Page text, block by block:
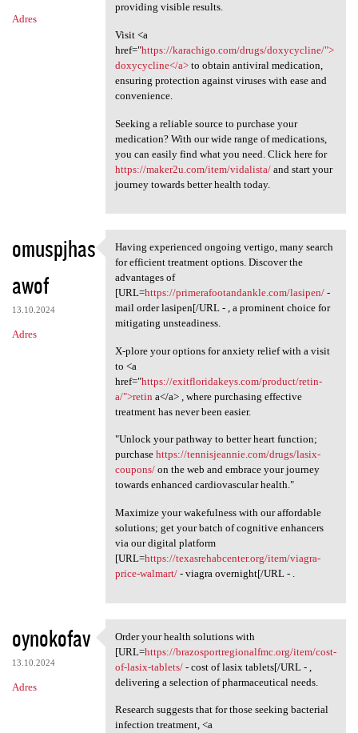
Adres
providing visible results.
Visit <a
href="https://karachigo.com/drugs/doxycycline/">
doxycycline</a>to obtain antiviral medication,
ensuring protection against viruses with ease and
convenience.
Seeking a reliable source to purchase your
medication? With our wide range of medications,
you can easily find what you need. Click here for
https://maker2u.com/item/vidalista/and start your
journey towards better health today.
omuspjhas
awof
13.10.2024
Adres
Having experienced ongoing
Having experienced ongoing vertigo, many search
for efficient treatment options. Discover the
advantages of
[URL=https://primerafootandankle.com/lasipen/-
mail order lasipen[/URL - , a prominent choice for
mitigating unsteadiness.
X-plore your options for anxiety relief with a visit
to <a
href="https://exitfloridakeys.com/product/retin-
a/">retin a</a> , where purchasing effective
treatment has never been easier.
"Unlock your pathway to better heart function;
purchase https://tennisjeannie.com/drugs/lasix-
coupons/on the web and embrace your journey
towards enhanced cardiovascular health."
Maximize your wakefulness with our affordable
solutions; get your batch of cognitive enhancers
via our digital platform
[URL=https://texasrehabcenter.org/item/viagra-
price-walmart/- viagra overnight[/URL - .
oynokofav
13.10.2024
Adres
Order your health solutions
Order your health solutions with
[URL=https://brazosportregionalfmc.org/item/cost-
of-lasix-tablets/- cost of lasix tablets[/URL - ,
delivering a selection of pharmaceutical needs.
Research suggests that for those seeking bacterial
infection treatment, <a